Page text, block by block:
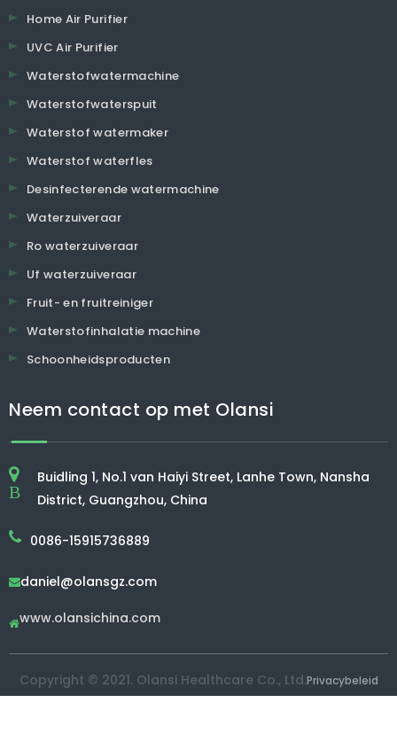
Home Air Purifier
UVC Air Purifier
Waterstofwatermachine
Waterstofwaterspuit
Waterstof watermaker
Waterstof waterfles
Desinfecterende watermachine
Waterzuiveraar
Ro waterzuiveraar
Uf waterzuiveraar
Fruit- en fruitreiniger
Waterstofinhalatie machine
Schoonheidsproducten
Neem contact op met Olansi
B
Buidling 1, No.1 van Haiyi Street, Lanhe Town, Nansha
District, Guangzhou, China
0086-15915736889
daniel@olansgz.com
www.olansichina.com
Copyright © 2021. Olansi Healthcare Co., Ltd.Privacybeleid